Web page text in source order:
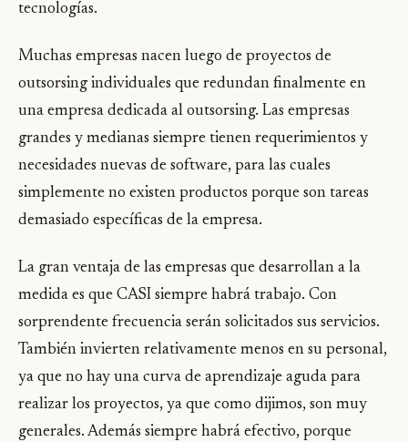
tecnologías.
Muchas empresas nacen luego de proyectos de
outsorsing individuales que redundan finalmente en
una empresa dedicada al outsorsing. Las empresas
grandes y medianas siempre tienen requerimientos y
necesidades nuevas de software, para las cuales
simplemente no existen productos porque son tareas
demasiado específicas de la empresa.
La gran ventaja de las empresas que desarrollan a la
medida es que CASI siempre habrá trabajo. Con
sorprendente frecuencia serán solicitados sus servicios.
También invierten relativamente menos en su personal,
ya que no hay una curva de aprendizaje aguda para
realizar los proyectos, ya que como dijimos, son muy
generales. Además siempre habrá efectivo, porque